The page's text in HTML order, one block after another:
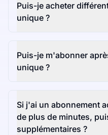
Puis-je acheter
unique ?
Puis-je m'abonner
unique ?
Si j'ai un abonnement
de plus de minutes,
supplémentaires ?